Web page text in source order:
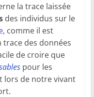
la trace laissée
des individus sur le
, comme il est
des données
de croire que
pour les
lors de notre vivant